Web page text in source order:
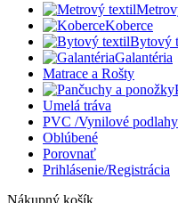
Koberce
Bytový
Galantéria
Matrace a Rošty
Umelá tráva
PVC /Vynilové podlahy
Oblúbené
Porovnať
Prihlásenie/Registrácia
Nákupný košík